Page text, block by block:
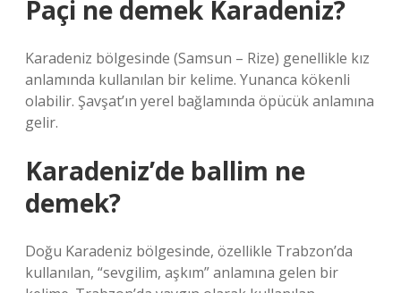
Paçi ne demek Karadeniz?
Karadeniz bölgesinde (Samsun – Rize) genellikle kız
anlamında kullanılan bir kelime. Yunanca kökenli
olabilir. Şavşat’ın yerel bağlamında öpücük anlamına
gelir.
Karadeniz’de ballim ne
demek?
Doğu Karadeniz bölgesinde, özellikle Trabzon’da
kullanılan, “sevgilim, aşkım” anlamına gelen bir